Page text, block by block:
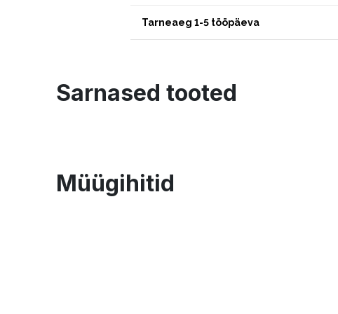
Tarneaeg 1-5 tööpäeva
Sarnased tooted
Müügihitid